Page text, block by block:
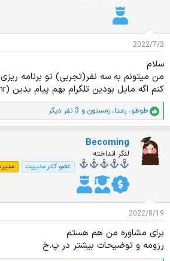
2022/7/2
سلام
من میتونم به سه نفر(تجربی) تو برنامه
کنم اگه مایل بودین تلگرام بهم پیام بدین (Ak_zhr)
ا
م
ی
ا
ز
طوطو، رعـنـا، زمستون و 3 نفر دیگر
Becoming
لنگر انداخته
عضو کادر مدیریت مدیر
2022/8/19
برای مشاوره من هم هستم
رزومه و توضیحات بیشتر در پ.خ